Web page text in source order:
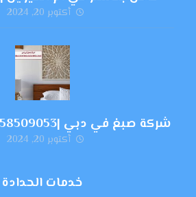
أكتوبر 20, 2024
شركة صبغ في دبي |0558509053| صباغ رخيص
أكتوبر 20, 2024
خدمات الحدادة